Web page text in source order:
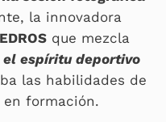
la innovadora
EDROS que mezcla
el espíritu deportivo
las habilidades de
formación.